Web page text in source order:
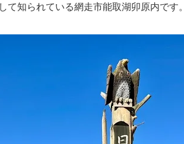
て知られている網走市能取湖卯原内です。